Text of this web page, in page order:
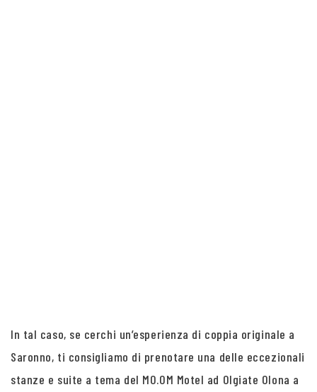
In tal caso, se cerchi un’esperienza di coppia originale a
Saronno, ti consigliamo di prenotare una delle eccezionali
stanze e suite a tema del MO.OM Motel ad Olgiate Olona a